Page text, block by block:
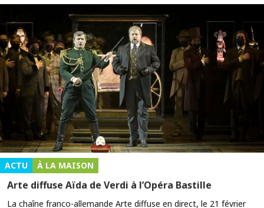
ACTU À LA MAISON
Arte diffuse Aïda de Verdi à l’Opéra Bastille
La chaîne franco-allemande Arte diffuse en direct, le 21 février